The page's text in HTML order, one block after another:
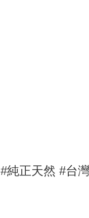
#純正天然 #台